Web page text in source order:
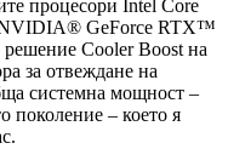
процесори Intel Core
NVIDIA® GeForce RTX™
Cooler Boost на
за отвеждане на
системна мощност –
поколение – което я